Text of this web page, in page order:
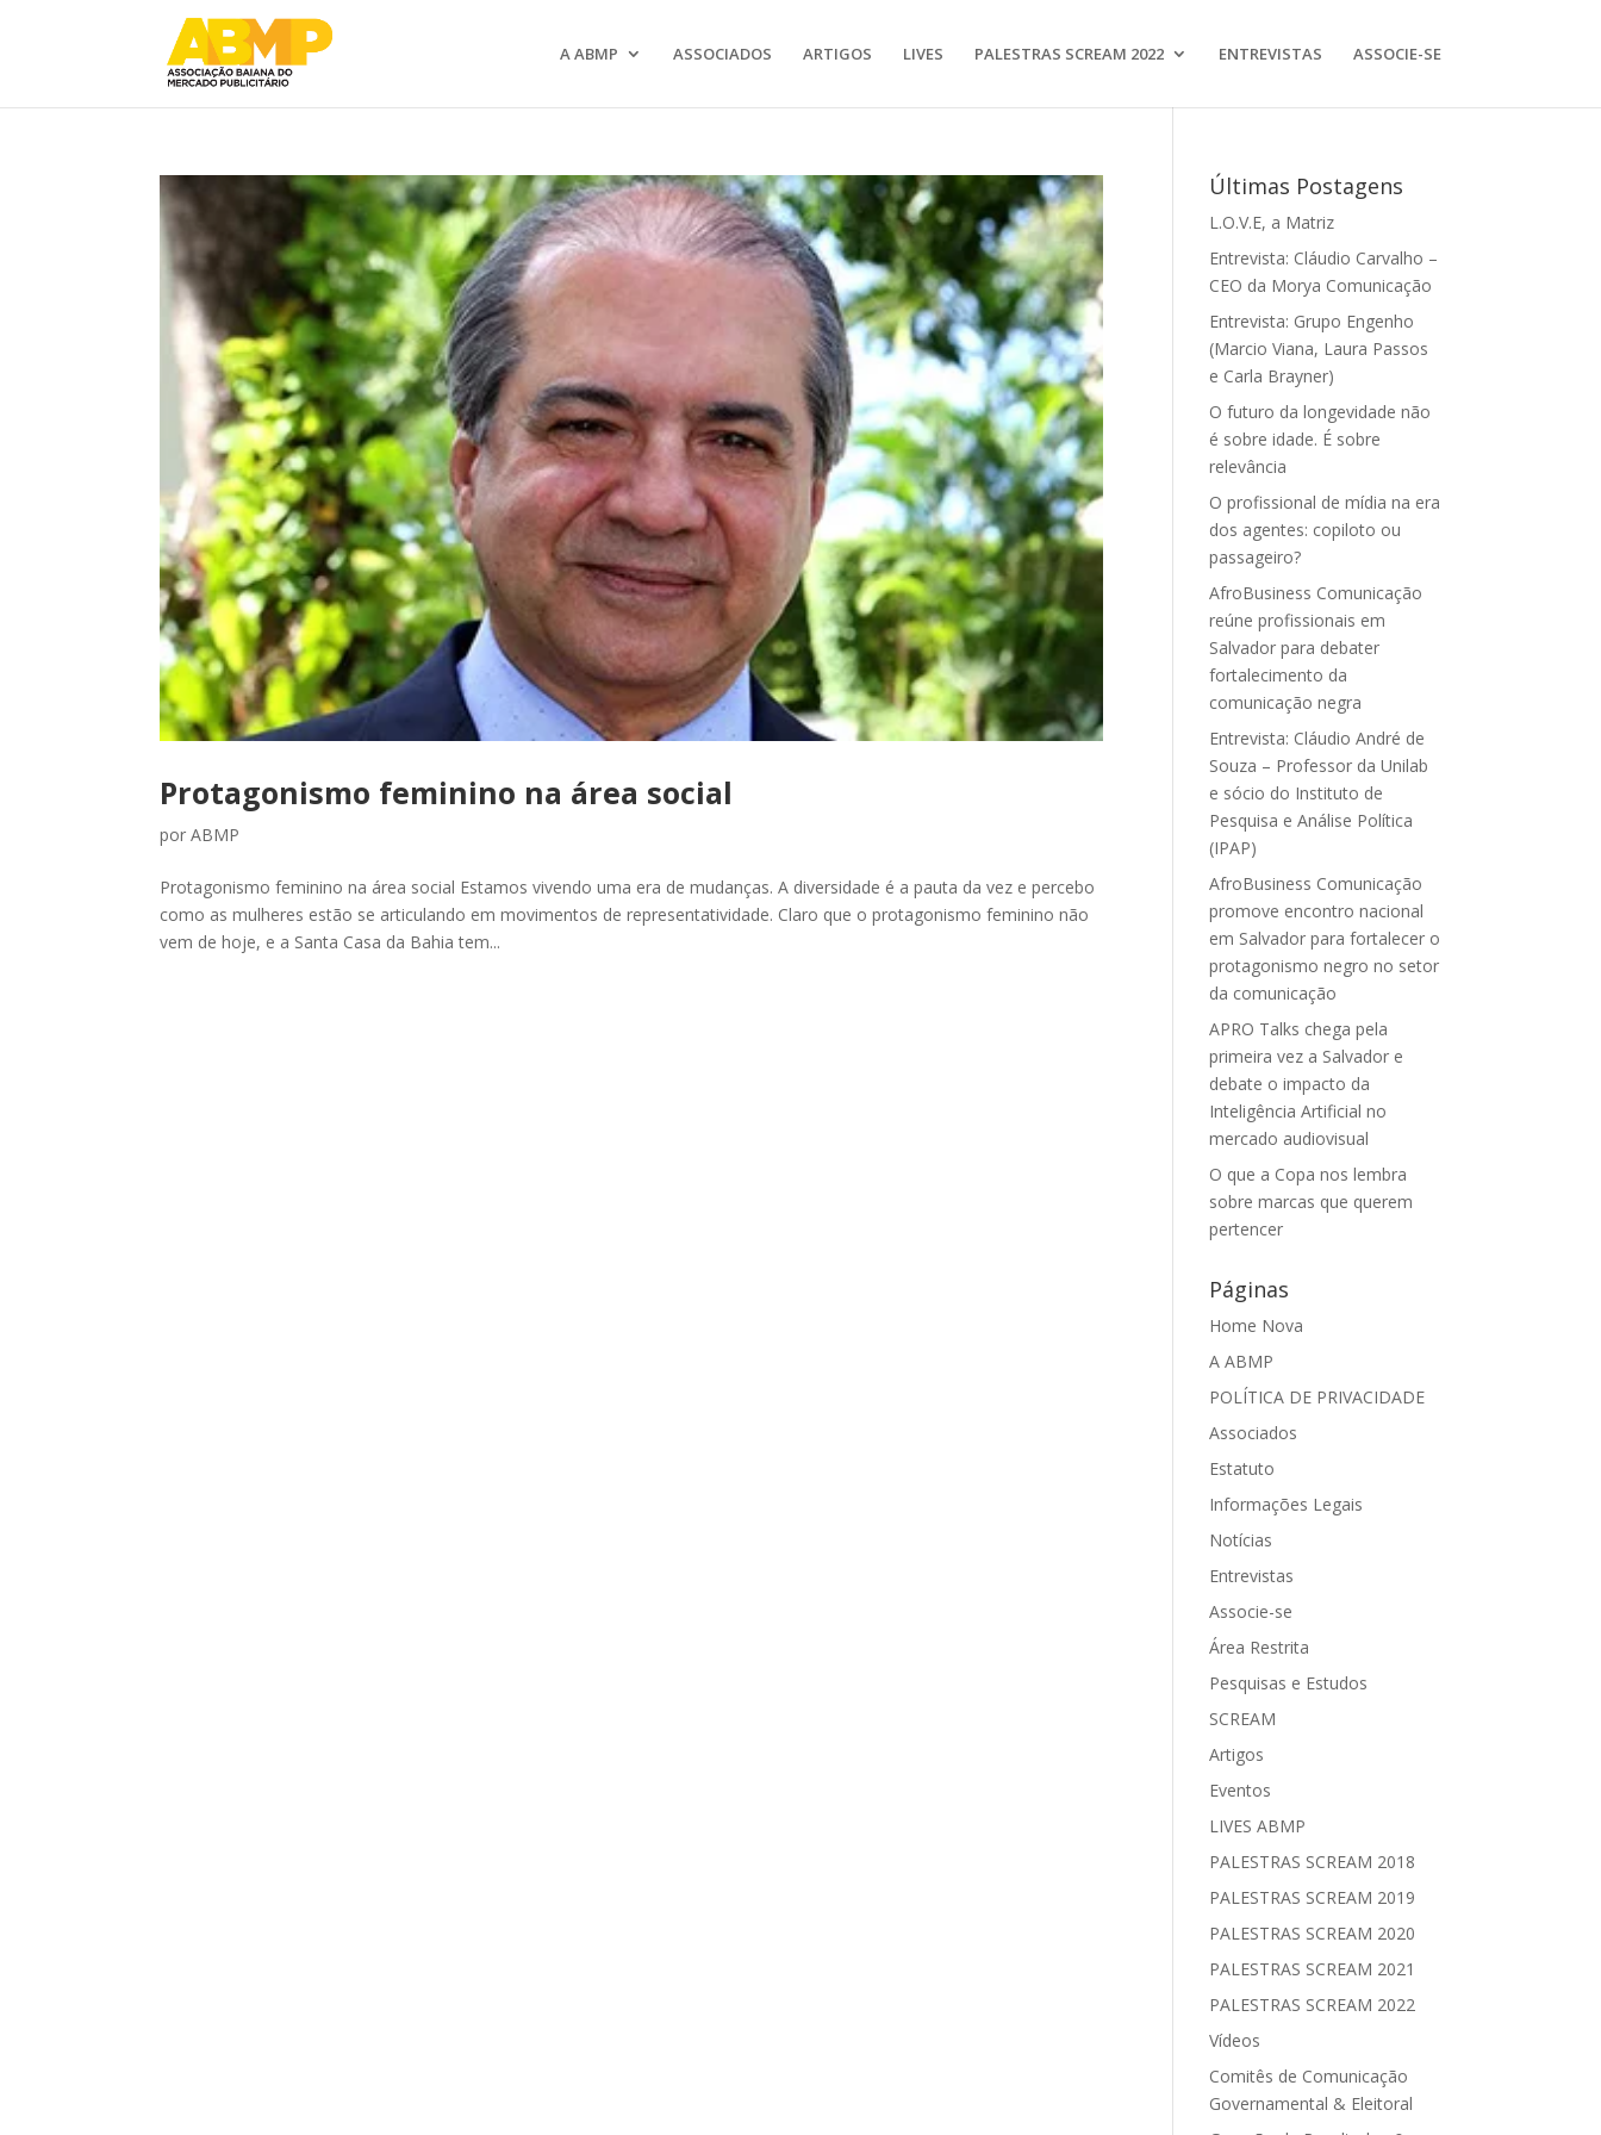
A ABMP ASSOCIADOS ARTIGOS LIVES PALESTRAS SCREAM 2022 ENTREVISTAS ASSOCIE-SE
Protagonismo feminino na área social
porABMP
Protagonismo feminino na área social Estamos vivendo uma era de mudanças. A diversidade é a pauta da vez e percebo
como as mulheres estão se articulando em movimentos de representatividade. Claro que o protagonismo feminino não
vem de hoje, e a Santa Casa da Bahia tem...
Últimas Postagens
L.O.V.E, a Matriz
Entrevista: Cláudio Carvalho –
CEO da Morya Comunicação
Entrevista: Grupo Engenho
(Marcio Viana, Laura Passos
e Carla Brayner)
O futuro da longevidade não
é sobre idade. É sobre
relevância
O profissional de mídia na era
dos agentes: copiloto ou
passageiro?
AfroBusiness Comunicação
reúne profissionais em
Salvador para debater
fortalecimento da
comunicação negra
Entrevista: Cláudio André de
Souza – Professor da Unilab
e sócio do Instituto de
Pesquisa e Análise Política
(IPAP)
AfroBusiness Comunicação
promove encontro nacional
em Salvador para fortalecer o
protagonismo negro no setor
da comunicação
APRO Talks chega pela
primeira vez a Salvador e
debate o impacto da
Inteligência Artificial no
mercado audiovisual
O que a Copa nos lembra
sobre marcas que querem
pertencer
Páginas
Home Nova
A ABMP
POLÍTICA DE PRIVACIDADE
Associados
Estatuto
Informações Legais
Notícias
Entrevistas
Associe-se
Área Restrita
Pesquisas e Estudos
SCREAM
Artigos
Eventos
LIVES ABMP
PALESTRAS SCREAM 2018
PALESTRAS SCREAM 2019
PALESTRAS SCREAM 2020
PALESTRAS SCREAM 2021
PALESTRAS SCREAM 2022
Vídeos
Comitês de Comunicação
Governamental & Eleitoral